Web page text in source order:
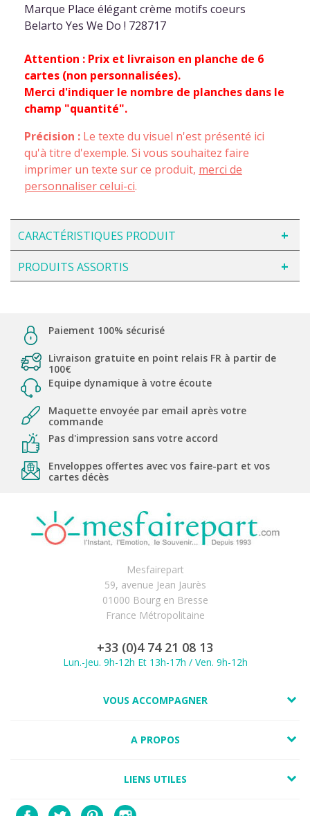
Marque Place élégant crème motifs coeurs
Belarto Yes We Do ! 728717
Attention : Prix et livraison en planche de 6
cartes (non personnalisées).
Merci d'indiquer le nombre de planches dans le
champ "quantité".
Précision : Le texte du visuel n'est présenté ici
qu'à titre d'exemple. Si vous souhaitez faire
imprimer un texte sur ce produit, merci de
personnaliser celui-ci.
CARACTÉRISTIQUES PRODUIT
PRODUITS ASSORTIS
Paiement 100% sécurisé
Livraison gratuite en point relais FR à partir de
100€
Equipe dynamique à votre écoute
Maquette envoyée par email après votre
commande
Pas d'impression sans votre accord
Enveloppes offertes avec vos faire-part et vos
cartes décès
Mesfairepart
59, avenue Jean Jaurès
01000 Bourg en Bresse
France Métropolitaine
+33 (0)4 74 21 08 13
Lun.-Jeu. 9h-12h Et 13h-17h / Ven. 9h-12h
VOUS ACCOMPAGNER
A PROPOS
LIENS UTILES